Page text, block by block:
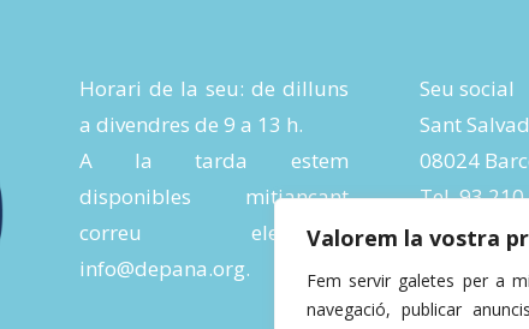
Valorem la vostra
Fem servir galetes per a
navegació, publicar
Horari de la seu: de dilluns
a divendres de 9 a 13 h.
A la tarda estem
disponibles mitjançant
correu electrònic:
info@depana.org.
Seu social
Sant
08024
Tel. 93
Fax 93